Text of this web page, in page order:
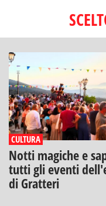
CULTURA
Notti magiche e
tutti gli eventi
di Gratteri